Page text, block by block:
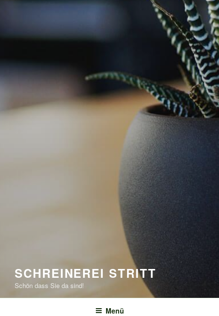
SCHREINEREI STRITT
Schön dass Sie da sind!
Menü